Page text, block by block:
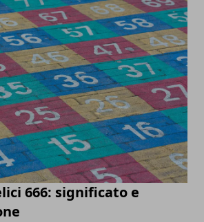
666: significato e